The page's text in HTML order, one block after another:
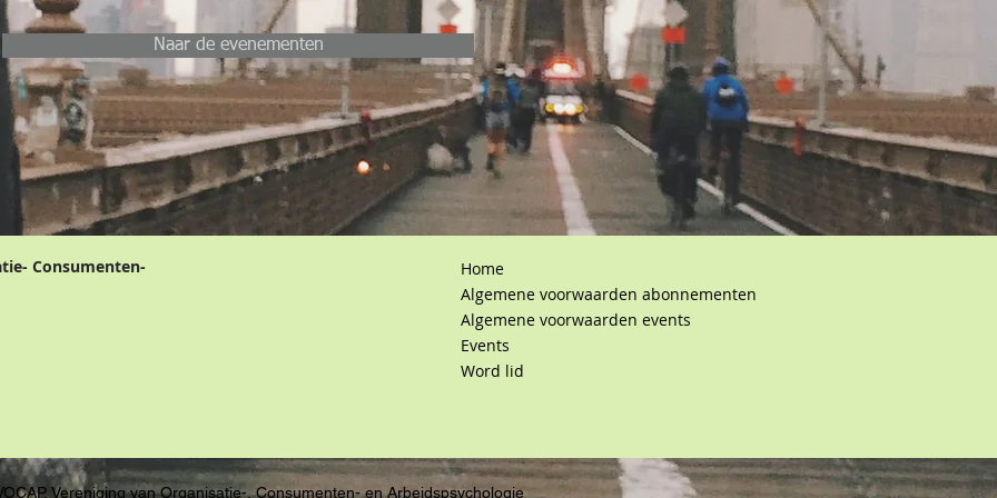
Naar de evenementen
Consumenten-
Home
Algemene voorwaarden abonnementen
Algemene voorwaarden events
Events
Word lid
Vereniging van Organisatie-, Consumenten- en Arbeidspsychologie